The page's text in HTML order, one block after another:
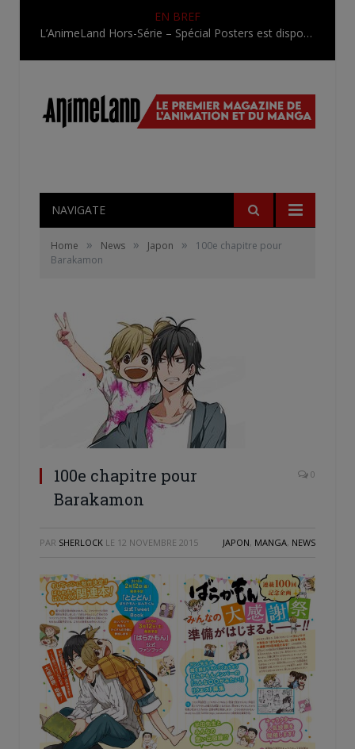
EN BREF
L’AnimeLand Hors-Série – Spécial Posters est disponible !
NAVIGATE
Home » News » Japon »
100e chapitre pour
Barakamon
100e chapitre pour
Barakamon
0
PAR SHERLOCK LE 12 NOVEMBRE 2015 JAPON, MANGA, NEWS